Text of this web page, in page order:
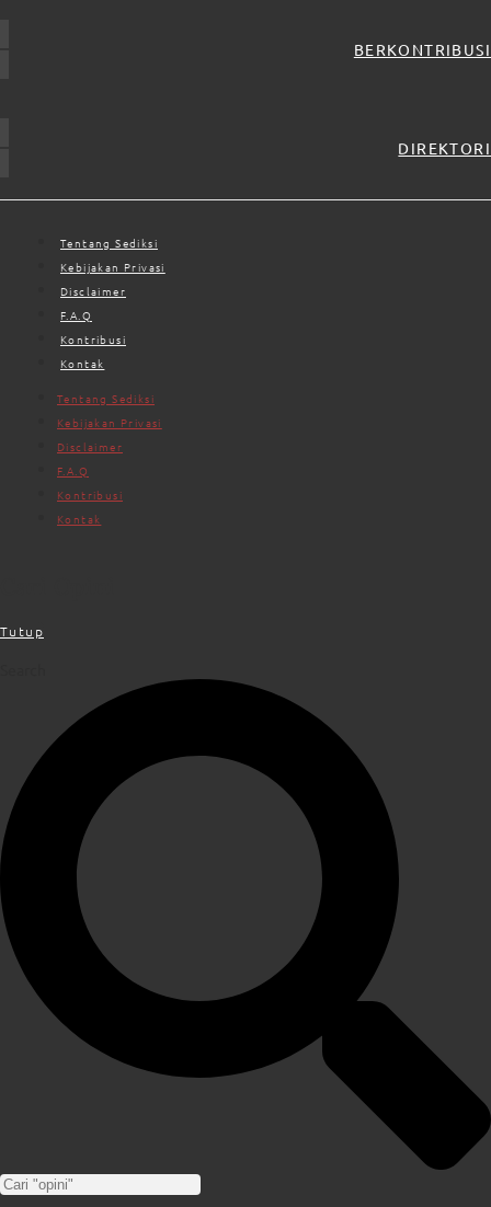
BERKONTRIBUSI
DIREKTORI
Tentang Sediksi
Kebijakan Privasi
Disclaimer
F.A.Q
Kontribusi
Kontak
Tentang Sediksi
Kebijakan Privasi
Disclaimer
F.A.Q
Kontribusi
Kontak
Tutup